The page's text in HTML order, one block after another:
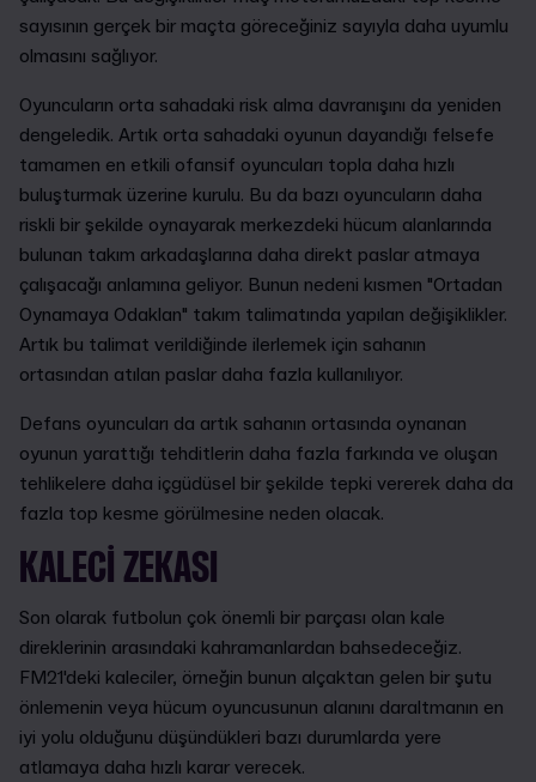
sayısının gerçek bir maçta göreceğiniz sayıyla daha uyumlu
olmasını sağlıyor.
Oyuncuların orta sahadaki risk alma davranışını da yeniden
dengeledik. Artık orta sahadaki oyunun dayandığı felsefe
tamamen en etkili ofansif oyuncuları topla daha hızlı
buluşturmak üzerine kurulu. Bu da bazı oyuncuların daha
riskli bir şekilde oynayarak merkezdeki hücum alanlarında
bulunan takım arkadaşlarına daha direkt paslar atmaya
çalışacağı anlamına geliyor. Bunun nedeni kısmen "Ortadan
Oynamaya Odaklan" takım talimatında yapılan değişiklikler.
Artık bu talimat verildiğinde ilerlemek için sahanın
ortasından atılan paslar daha fazla kullanılıyor.
Defans oyuncuları da artık sahanın ortasında oynanan
oyunun yarattığı tehditlerin daha fazla farkında ve oluşan
tehlikelere daha içgüdüsel bir şekilde tepki vererek daha da
fazla top kesme görülmesine neden olacak.
KALECI ZEKASI
Son olarak futbolun çok önemli bir parçası olan kale
direklerinin arasındaki kahramanlardan bahsedeceğiz.
FM21'deki kaleciler, örneğin bunun alçaktan gelen bir şutu
önlemenin veya hücum oyuncusunun alanını daraltmanın en
iyi yolu olduğunu düşündükleri bazı durumlarda yere
atlamaya daha hızlı karar verecek.